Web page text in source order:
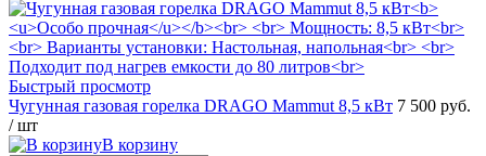
Быстрый просмотр
Чугунная газовая горелка DRAGO Mammut 8,5 кВт 7 500 руб.
/ шт
В корзину